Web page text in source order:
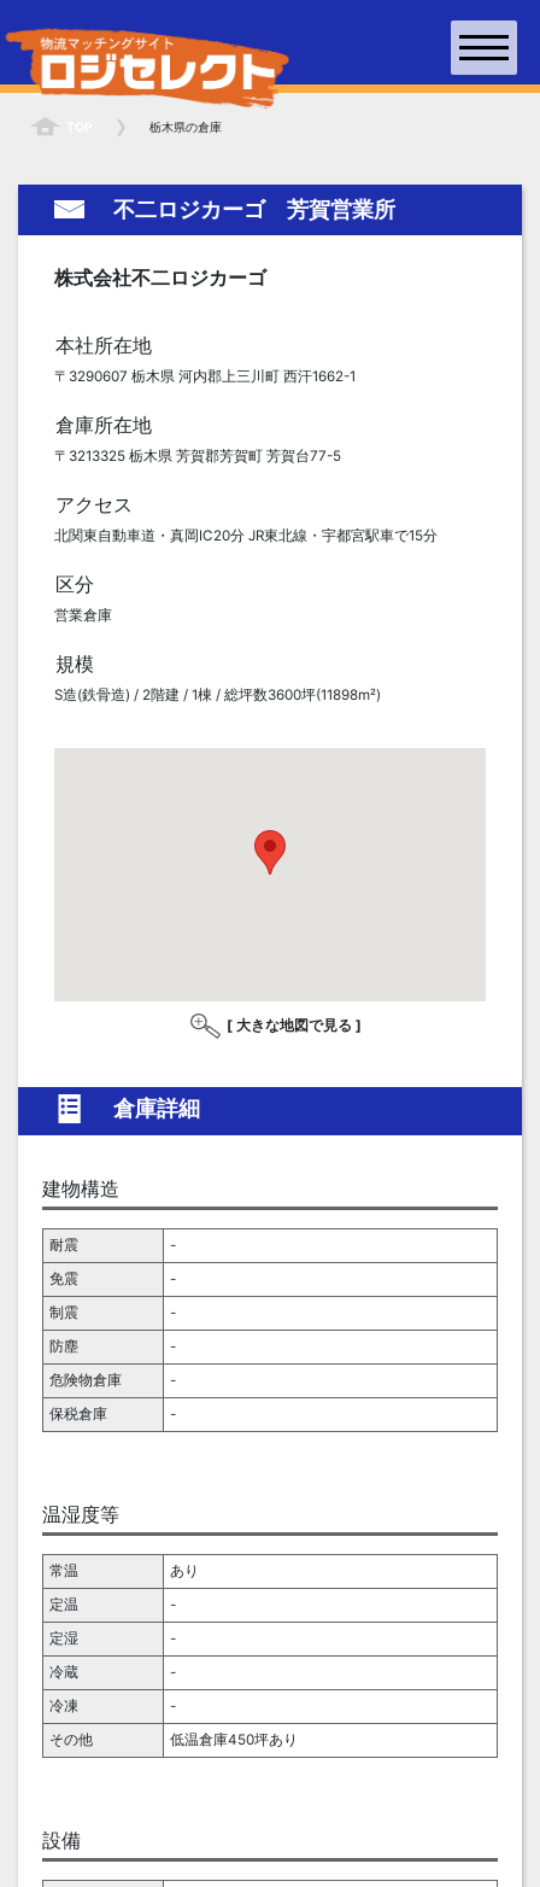
栃木県の倉庫
不二ロジカーゴ 芳賀営業所
株式会社不二ロジカーゴ
本社所在地
〒3290607 栃木県 河内郡上三川町 西汗1662-1
倉庫所在地
〒3213325 栃木県 芳賀郡芳賀町 芳賀台77-5
アクセス
北関東自動車道・真岡IC20分 JR東北線・宇都宮駅車で15分
区分
営業倉庫
規模
S造(鉄骨造) / 2階建 / 1棟 / 総坪数3600坪(11898m²)
[ 大きな地図で見る ]
倉庫詳細
建物構造
耐震
-
免震
-
制震
-
防塵
-
危険物倉庫
-
保税倉庫
-
温湿度等
常温
あり
定温
-
定湿
-
冷蔵
-
冷凍
-
その他
低温倉庫450坪あり
設備